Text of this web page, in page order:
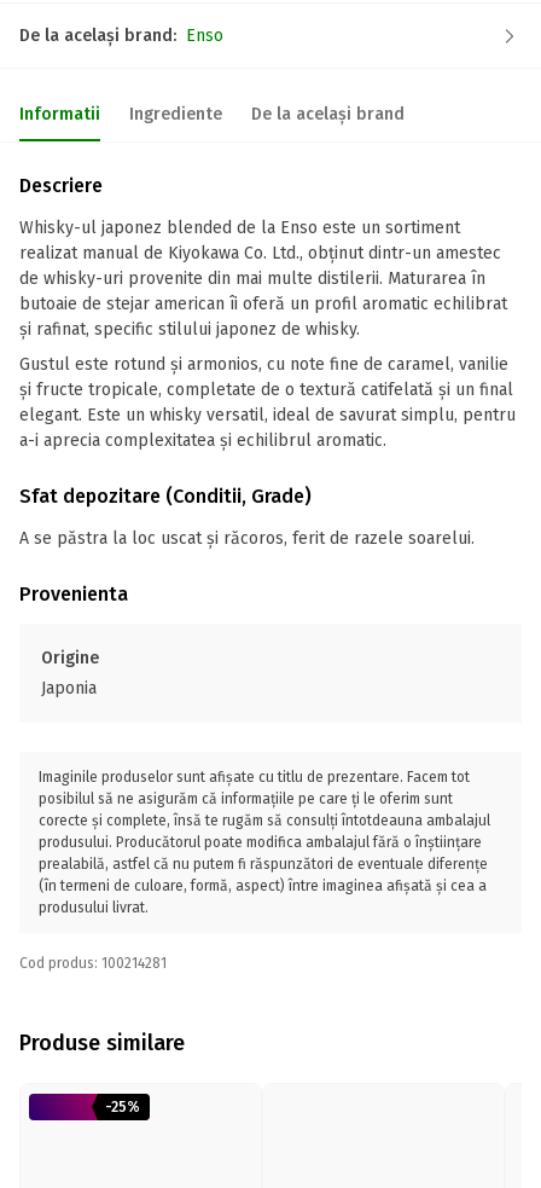
De la același brand: Enso
Informatii Ingrediente De la același brand
Descriere
Whisky-ul japonez blended de la Enso este un sortiment
realizat manual de Kiyokawa Co. Ltd., obținut dintr-un amestec
de whisky-uri provenite din mai multe distilerii. Maturarea în
butoaie de stejar american îi oferă un profil aromatic echilibrat
și rafinat, specific stilului japonez de whisky.
Gustul este rotund și armonios, cu note fine de caramel, vanilie
și fructe tropicale, completate de o textură catifelată și un final
elegant. Este un whisky versatil, ideal de savurat simplu, pentru
a-i aprecia complexitatea și echilibrul aromatic.
Sfat depozitare (Conditii, Grade)
A se păstra la loc uscat și răcoros, ferit de razele soarelui.
Provenienta
Origine
Japonia
Imaginile produselor sunt afișate cu titlu de prezentare. Facem tot
posibilul să ne asigurăm că informațiile pe care ți le oferim sunt
corecte și complete, însă te rugăm să consulți întotdeauna ambalajul
produsului. Producătorul poate modifica ambalajul fără o înștiințare
prealabilă, astfel că nu putem fi răspunzători de eventuale diferențe
(în termeni de culoare, formă, aspect) între imaginea afișată și cea a
produsului livrat.
Cod produs: 100214281
Produse similare
-25%